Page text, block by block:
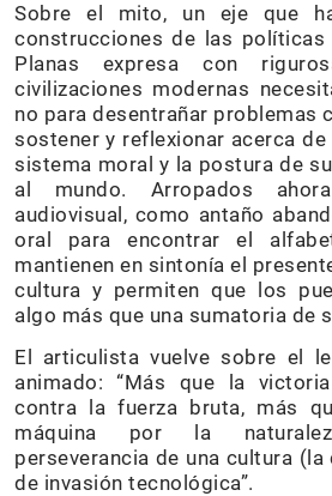
Sobre el mito, un eje que
construcciones de las políticas
Planas expresa con
civilizaciones modernas
no para desentrañar problemas
sostener y reflexionar acerca
sistema moral y la postura de
al mundo. Arropados
audiovisual, como antaño
oral para encontrar el
mantienen en sintonía el
cultura y permiten que los
algo más que una sumatoria de
El articulista vuelve sobre el
animado: “Más que la
contra la fuerza bruta, más
máquina por la
perseverancia de una cultura
de invasión tecnológica”.